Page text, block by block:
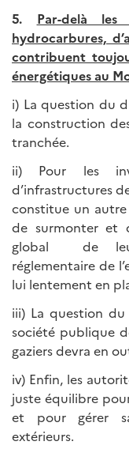
5. Par-delà
hydrocarbures,
contribuent
énergétiques au
i) La question du
la construction
tranchée.
ii) Pour les
d’infrastructures
constitue un
de surmonter et
global de
réglementaire de
lui lentement en
iii) La question
société publique
gaziers devra en
iv) Enfin, les
juste équilibre
et pour gérer
extérieurs.